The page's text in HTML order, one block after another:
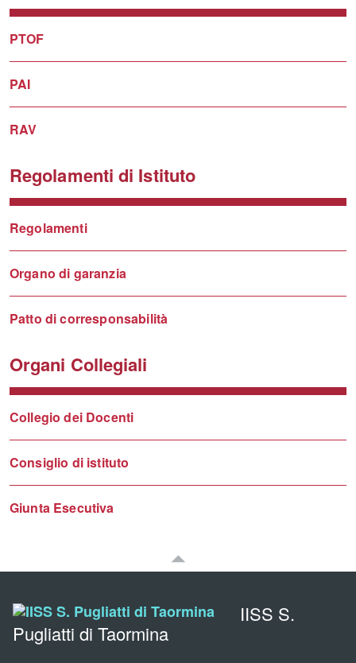
PTOF
PAI
RAV
Regolamenti di Istituto
Regolamenti
Organo di garanzia
Patto di corresponsabilità
Organi Collegiali
Collegio dei Docenti
Consiglio di istituto
Giunta Esecutiva
IISS S.
Pugliatti di Taormina